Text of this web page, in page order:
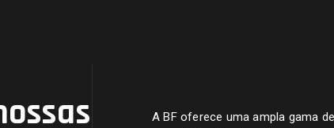
A BF oferece uma ampla gama